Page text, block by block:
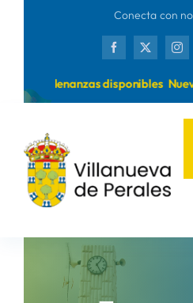
Conecta con
ordenanzas disponibles